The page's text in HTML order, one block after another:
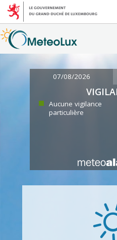
07/08/2026
Aucune vigilance
particulière